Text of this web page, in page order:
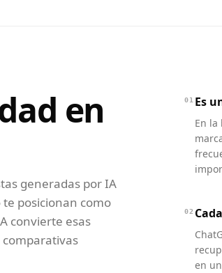
en
generadas por IA
posicionan como
convierte esas
01 Es
En
02
en